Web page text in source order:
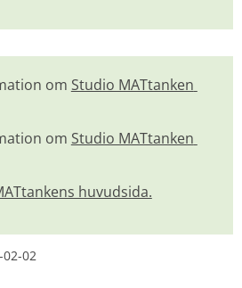
om Studio MATtanken
om Studio MATtanken
huvudsida.
02-02